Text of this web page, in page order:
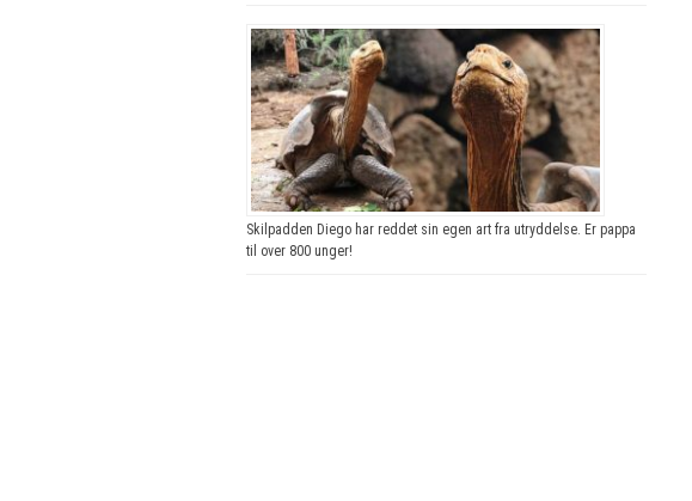
Skilpadden Diego har reddet sin egen art fra utryddelse. Er pappa
til over 800 unger!